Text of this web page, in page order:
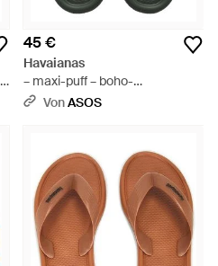
45 €
Havaianas
– maxi-puff – boho-
zehenstegsandalen - Grün
VonASOS